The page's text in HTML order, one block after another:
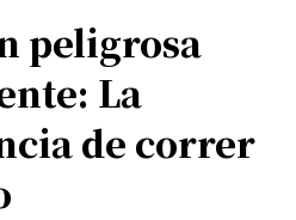
peligrosa
La
de correr